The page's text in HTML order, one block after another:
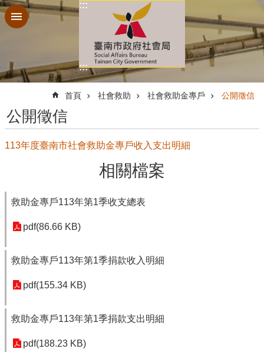
跳到主要內容區塊
:::
:::
首頁 社會救助 社會救助金專戶 公開徵信
公開徵信
113年度臺南市社會救助金專戶收入支出明細
相關檔案
救助金專戶113年第1季收支總表
pdf(86.66 KB)
救助金專戶113年第1季捐款收入明細
pdf(155.34 KB)
救助金專戶113年第1季捐款支出明細
pdf(188.23 KB)